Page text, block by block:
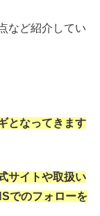
など紹介してい
となってきます
サイトや取扱い
でのフォローを